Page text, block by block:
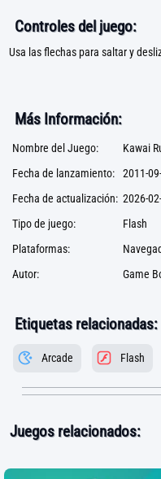
Controles del juego:
Usa las flechas para saltar y
Más Información:
Nombre del Juego:
Kawai
Fecha de lanzamiento: 2011-
Fecha de actualización: 2026-
Tipo de juego:
Flash
Plataformas:
Autor:
Game
Etiquetas relacionadas:
Arcade Flash
Juegos relacionados: